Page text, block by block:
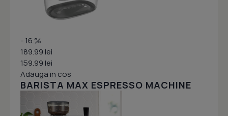
- 16 %
189.99 lei
159.99 lei
Adauga in cos
BARISTA MAX ESPRESSO MACHINE